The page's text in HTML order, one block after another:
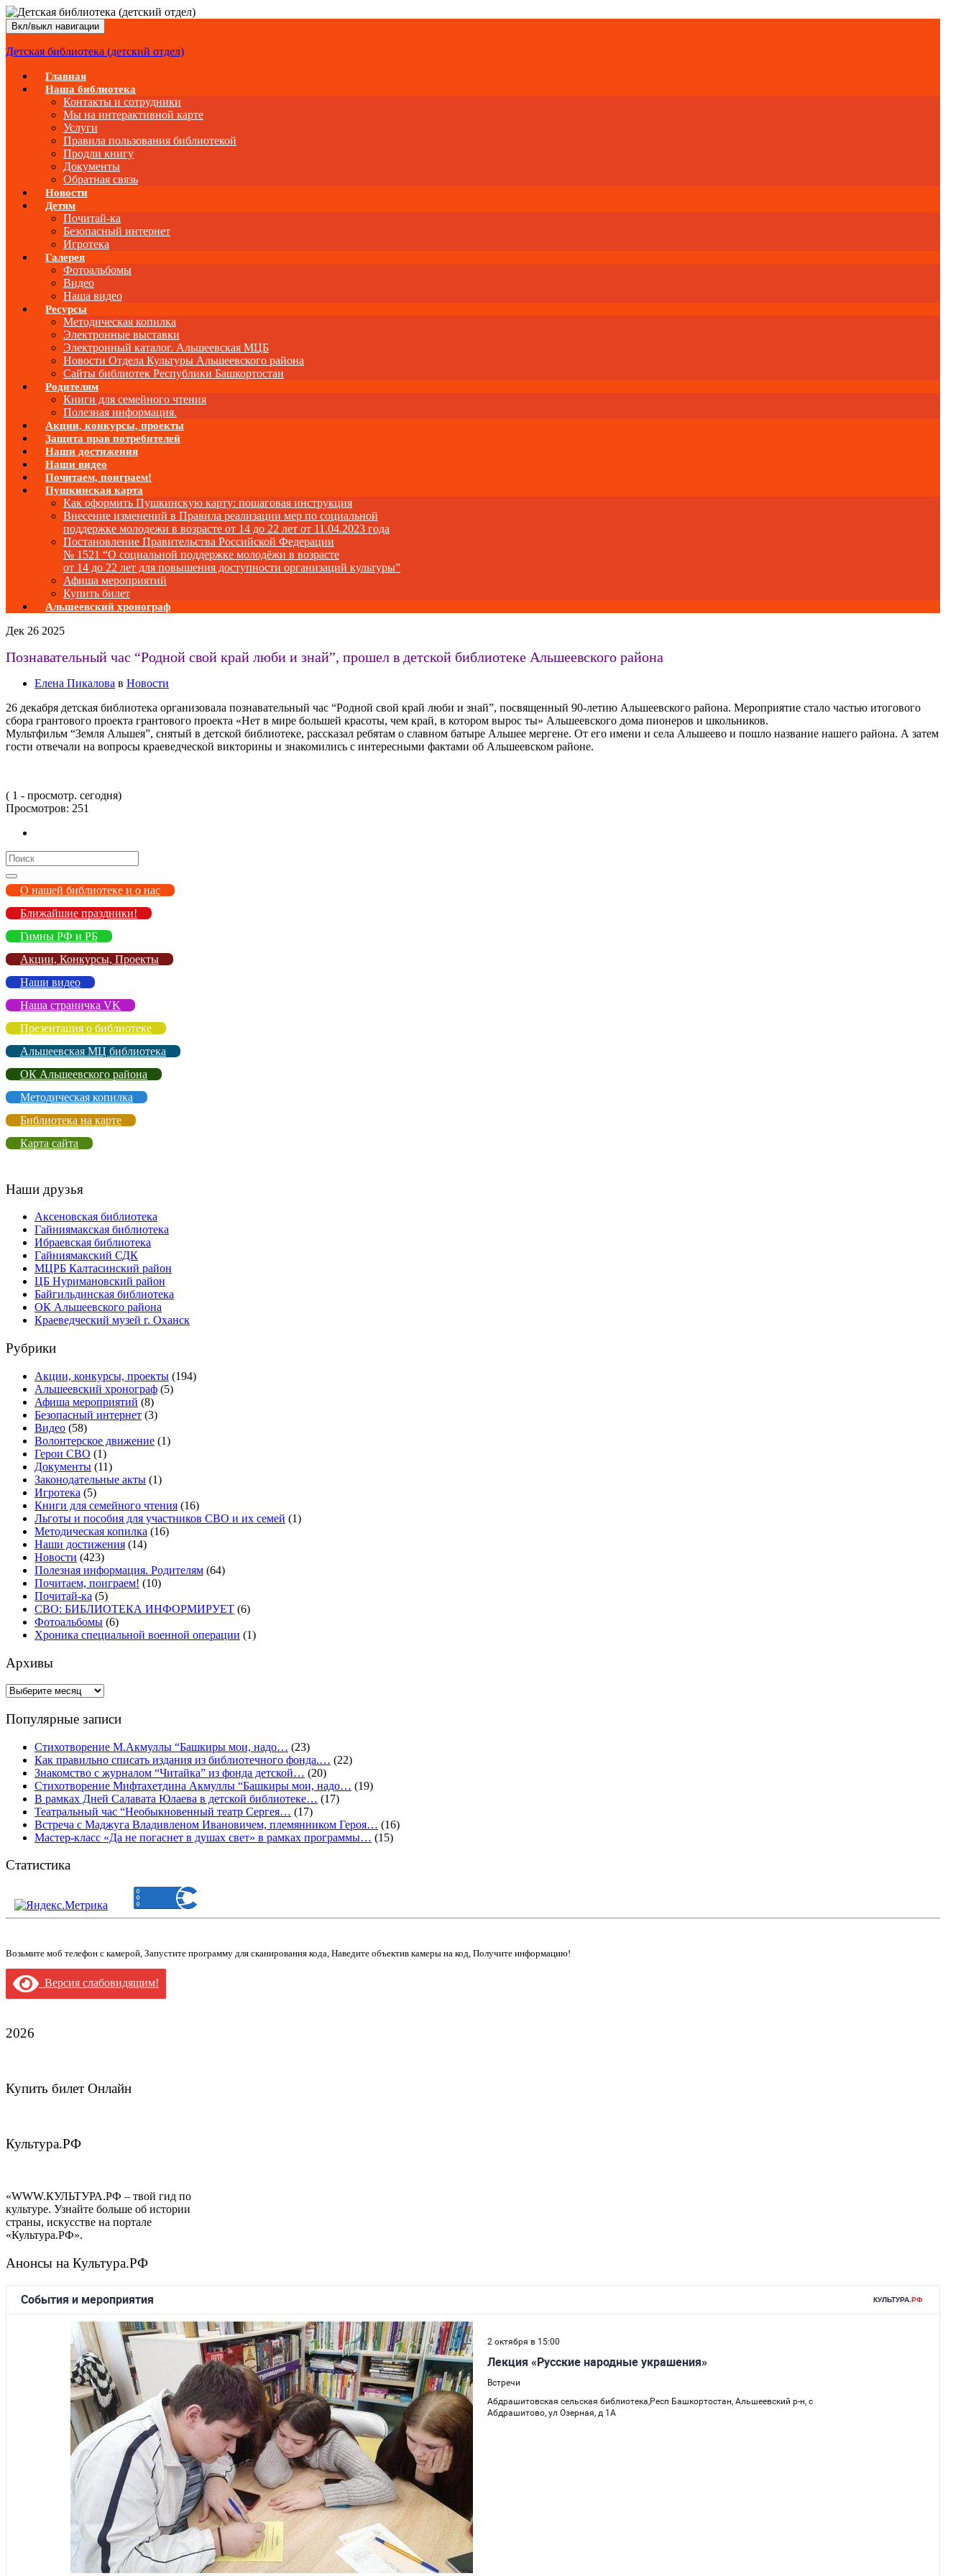
Вкл/выкл навигации
Детская библиотека (детский отдел)
Главная
Наша библиотека
Контакты и сотрудники
Мы на интерактивной карте
Услуги
Правила пользования библиотекой
Продли книгу
Документы
Обратная связь
Новости
Детям
Почитай-ка
Безопасный интернет
Игротека
Галерея
Фотоальбомы
Видео
Наша видео
Ресурсы
Методическая копилка
Электронные выставки
Электронный каталог. Альшеевская МЦБ
Новости Отдела Культуры Альшеевского района
Сайты библиотек Республики Башкортостан
Родителям
Книги для семейного чтения
Полезная информация.
Акции, конкурсы, проекты
Защита прав потребителей
Наши достижения
Наши видео
Почитаем, поиграем!
Пушкинская карта
Как оформить Пушкинскую карту: пошаговая инструкция
Внесение изменений в Правила реализации мер по социальной
поддержке молодежи в возрасте от 14 до 22 лет от 11.04.2023 года
Постановление Правительства Российской Федерации
№ 1521 “О социальной поддержке молодёжи в возрасте
от 14 до 22 лет для повышения доступности организаций культуры”
Афиша мероприятий
Купить билет
Альшеевский хронограф
Дек 26 2025
Познавательный час “Родной свой край люби и знай”, прошел в детской библиотеке Альшеевского района
Елена Пикалова в Новости
26 декабря детская библиотека организовала познавательный час “Родной свой край люби и знай”, посвященный 90-летию Альшеевского района. Мероприятие стало частью итогового
сбора грантового проекта грантового проекта «Нет в мире большей красоты, чем край, в котором вырос ты» Альшеевского дома пионеров и школьников.
Мультфильм “Земля Альшея”, снятый в детской библиотеке, рассказал ребятам о славном батыре Альшее мергене. От его имени и села Альшеево и пошло название нашего района. А затем
гости отвечали на вопросы краеведческой викторины и знакомились с интересными фактами об Альшеевском районе.
( 1 - просмотр. сегодня)
Просмотров: 251
Search
for:
О нашей библиотеке и о нас
Ближайшие праздники!
Гимны РФ и РБ
Акции, Конкурсы, Проекты
Наши видео
Наша страничка VK
Презентация о библиотеке
Альшеевская МЦ библиотека
ОК Альшеевского района
Методическая копилка
Библиотека на карте
Карта сайта
Наши друзья
Аксеновская библиотека
Гайниямакская библиотека
Ибраевская библиотека
Гайниямакский СДК
МЦРБ Калтасинский район
ЦБ Нуримановский район
Байгильдинская библиотека
ОК Альшеевского района
Краеведческий музей г. Оханск
Рубрики
Акции, конкурсы, проекты (194)
Альшеевский хронограф (5)
Афиша мероприятий (8)
Безопасный интернет (3)
Видео (58)
Волонтерское движение (1)
Герои СВО (1)
Документы (11)
Законодательные акты (1)
Игротека (5)
Книги для семейного чтения (16)
Льготы и пособия для участников СВО и их семей (1)
Методическая копилка (16)
Наши достижения (14)
Новости (423)
Полезная информация. Родителям (64)
Почитаем, поиграем! (10)
Почитай-ка (5)
СВО: БИБЛИОТЕКА ИНФОРМИРУЕТ (6)
Фотоальбомы (6)
Хроника специальной военной операции (1)
Архивы
Архивы
Популярные записи
Стихотворение М.Акмуллы “Башкиры мои, надо… (23)
Как правильно списать издания из библиотечного фонда.… (22)
Знакомство с журналом “Читайка” из фонда детской… (20)
Стихотворение Мифтахетдина Акмуллы “Башкиры мои, надо… (19)
В рамках Дней Салавата Юлаева в детской библиотеке… (17)
Театральный час “Необыкновенный театр Сергея… (17)
Встреча с Маджуга Владивленом Ивановичем, племянником Героя… (16)
Мастер-класс «Да не погаснет в душах свет» в рамках программы… (15)
Статистика
Возьмите моб телефон с камерой, Запустите программу для сканирования кода, Наведите объектив камеры на код, Получите информацию!
Версия слабовидящим!
2026
Купить билет Онлайн
Культура.РФ
«WWW.КУЛЬТУРА.РФ – твой гид по
культуре. Узнайте больше об истории
страны, искусстве на портале
«Культура.РФ».
Анонсы на Культура.РФ